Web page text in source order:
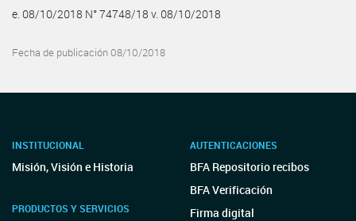
e. 08/10/2018 N° 74748/18 v. 08/10/2018
Fecha de publicación 08/10/2018
INSTITUCIONAL
Misión, Visión e Historia
PRODUCTOS Y SERVICIOS
AUTENTICACIONES
BFA Repositorio recibos
BFA Verificación
Firma digital